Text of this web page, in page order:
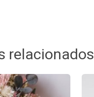
relacionados